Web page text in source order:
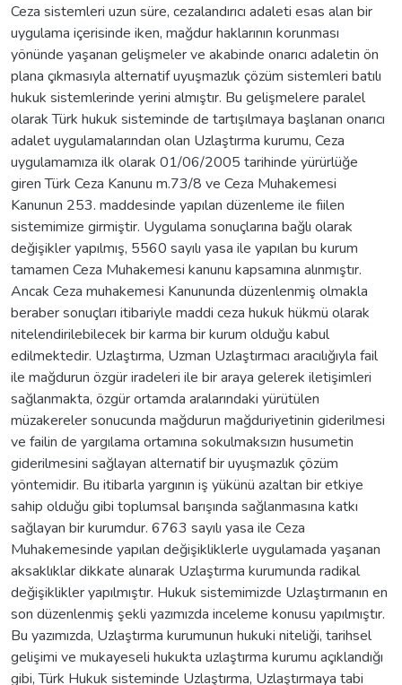
Ceza sistemleri uzun süre, cezalandırıcı adaleti esas alan bir
uygulama içerisinde iken, mağdur haklarının korunması
yönünde yaşanan gelişmeler ve akabinde onarıcı adaletin ön
plana çıkmasıyla alternatif uyuşmazlık çözüm sistemleri batılı
hukuk sistemlerinde yerini almıştır. Bu gelişmelere paralel
olarak Türk hukuk sisteminde de tartışılmaya başlanan onarıcı
adalet uygulamalarından olan Uzlaştırma kurumu, Ceza
uygulamamıza ilk olarak 01/06/2005 tarihinde yürürlüğe
giren Türk Ceza Kanunu m.73/8 ve Ceza Muhakemesi
Kanunun 253. maddesinde yapılan düzenleme ile fiilen
sistemimize girmiştir. Uygulama sonuçlarına bağlı olarak
değişikler yapılmış, 5560 sayılı yasa ile yapılan bu kurum
tamamen Ceza Muhakemesi kanunu kapsamına alınmıştır.
Ancak Ceza muhakemesi Kanununda düzenlenmiş olmakla
beraber sonuçları itibariyle maddi ceza hukuk hükmü olarak
nitelendirilebilecek bir karma bir kurum olduğu kabul
edilmektedir. Uzlaştırma, Uzman Uzlaştırmacı aracılığıyla fail
ile mağdurun özgür iradeleri ile bir araya gelerek iletişimleri
sağlanmakta, özgür ortamda aralarındaki yürütülen
müzakereler sonucunda mağdurun mağduriyetinin giderilmesi
ve failin de yargılama ortamına sokulmaksızın husumetin
giderilmesini sağlayan alternatif bir uyuşmazlık çözüm
yöntemidir. Bu itibarla yargının iş yükünü azaltan bir etkiye
sahip olduğu gibi toplumsal barışında sağlanmasına katkı
sağlayan bir kurumdur. 6763 sayılı yasa ile Ceza
Muhakemesinde yapılan değişikliklerle uygulamada yaşanan
aksaklıklar dikkate alınarak Uzlaştırma kurumunda radikal
değişiklikler yapılmıştır. Hukuk sistemimizde Uzlaştırmanın en
son düzenlenmiş şekli yazımızda inceleme konusu yapılmıştır.
Bu yazımızda, Uzlaştırma kurumunun hukuki niteliği, tarihsel
gelişimi ve mukayeseli hukukta uzlaştırma kurumu açıklandığı
gibi, Türk Hukuk sisteminde Uzlaştırma, Uzlaştırmaya tabi